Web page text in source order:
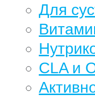
Для
CLA и